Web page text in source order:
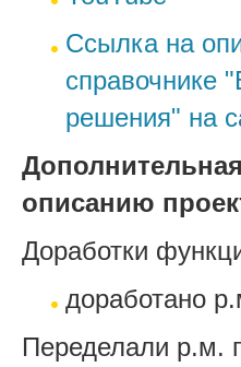
Ссылка на
справочнике
решения" на
описанию
Доработки
доработано
Переделали р.м.